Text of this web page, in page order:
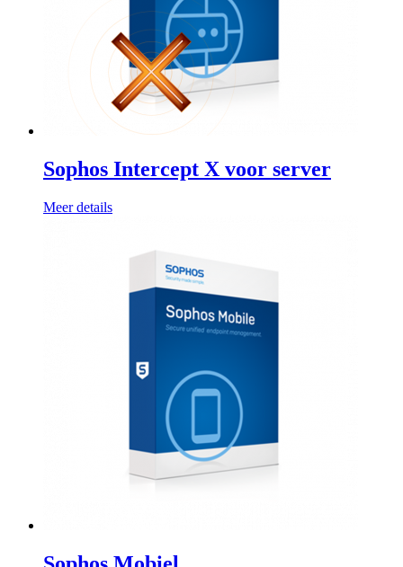
Sophos Intercept X voor server
Meer details